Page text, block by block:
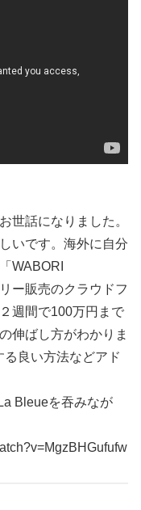
世話になりました。
いです。海外に自分
WABORI
ー販売のクラウドフ
週間で100万円まで
伸ばし方がわかりま
良い方法などアド
Bleueを吞みなが